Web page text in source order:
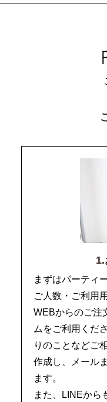
まずはパーティ
ご人数・ご利用
WEBからのご注
ムをご利用くだ
りのことなどご
作成し、メール
ます。
また、LINEから